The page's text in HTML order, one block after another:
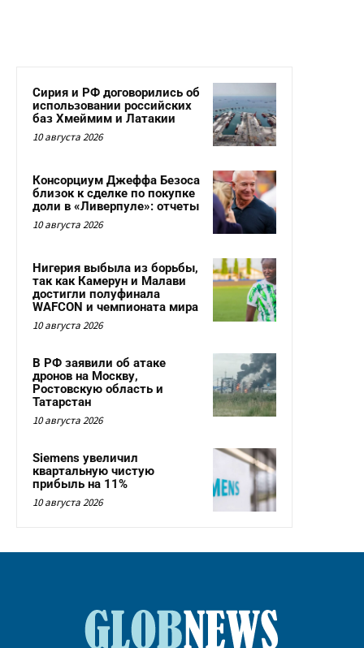
Сирия и РФ договорились об
использовании российских
баз Хмеймим и Латакии
10 августа 2026
Консорциум Джеффа Безоса
близок к сделке по покупке
доли в «Ливерпуле»: отчеты
10 августа 2026
Нигерия выбыла из борьбы,
так как Камерун и Малави
достигли полуфинала
WAFCON и чемпионата мира
10 августа 2026
В РФ заявили об атаке
дронов на Москву,
Ростовскую область и
Татарстан
10 августа 2026
Siemens увеличил
квартальную чистую
прибыль на 11%
10 августа 2026